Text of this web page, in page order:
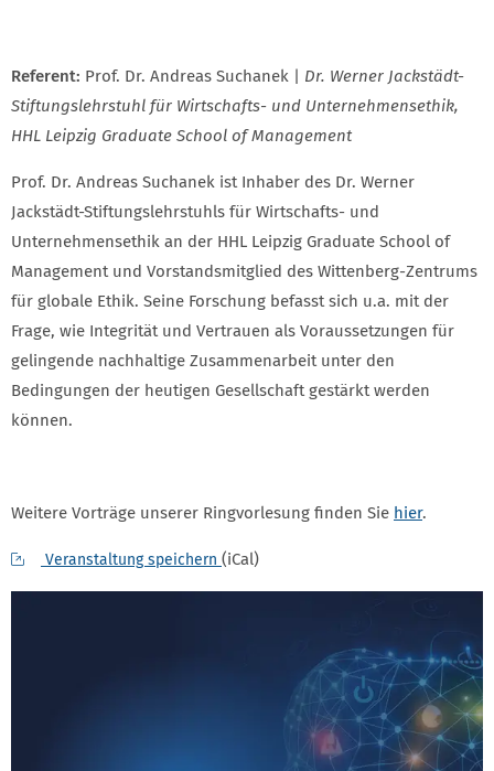
Referent: Prof. Dr. Andreas Suchanek | Dr. Werner Jackstädt-
Stiftungslehrstuhl für Wirtschafts- und Unternehmensethik,
HHL Leipzig Graduate School of Management
Prof. Dr. Andreas Suchanek ist Inhaber des Dr. Werner
Jackstädt-Stiftungslehrstuhls für Wirtschafts- und
Unternehmensethik an der HHL Leipzig Graduate School of
Management und Vorstandsmitglied des Wittenberg-Zentrums
für globale Ethik. Seine Forschung befasst sich u.a. mit der
Frage, wie Integrität und Vertrauen als Voraussetzungen für
gelingende nachhaltige Zusammenarbeit unter den
Bedingungen der heutigen Gesellschaft gestärkt werden
können.
Weitere Vorträge unserer Ringvorlesung finden Sie hier.
Veranstaltung speichern (iCal)